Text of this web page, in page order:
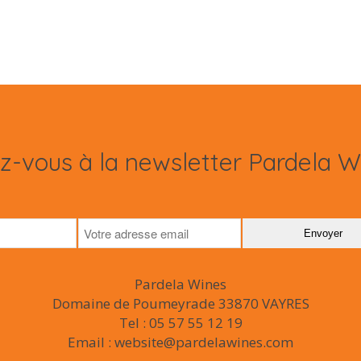
vous à la newsletter Pardela
Pardela Wines
Domaine de Poumeyrade 33870 VAYRES
Tel : 05 57 55 12 19
Email : website@pardelawines.com